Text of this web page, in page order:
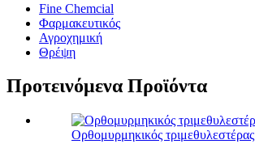
Fine Chemcial
Φαρμακευτικός
Αγροχημική
Θρέψη
Προτεινόμενα Προϊόντα
Ορθομυρμηκικός τριμεθυλεστέρας